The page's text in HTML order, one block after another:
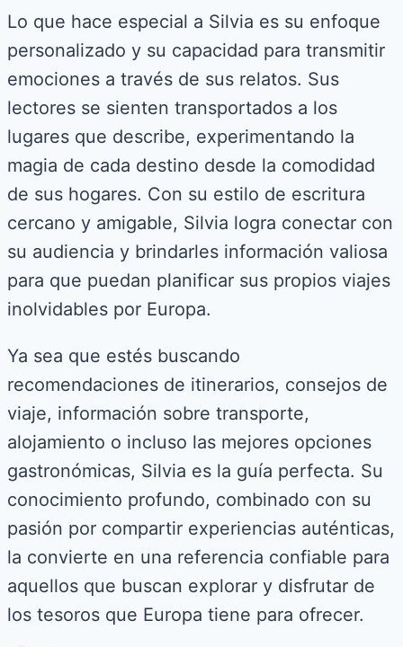
Lo que hace especial a Silvia es su enfoque
personalizado y su capacidad para transmitir
emociones a través de sus relatos. Sus
lectores se sienten transportados a los
lugares que describe, experimentando la
magia de cada destino desde la comodidad
de sus hogares. Con su estilo de escritura
cercano y amigable, Silvia logra conectar con
su audiencia y brindarles información valiosa
para que puedan planificar sus propios viajes
inolvidables por Europa.
Ya sea que estés buscando
recomendaciones de itinerarios, consejos de
viaje, información sobre transporte,
alojamiento o incluso las mejores opciones
gastronómicas, Silvia es la guía perfecta. Su
conocimiento profundo, combinado con su
pasión por compartir experiencias auténticas,
la convierte en una referencia confiable para
aquellos que buscan explorar y disfrutar de
los tesoros que Europa tiene para ofrecer.